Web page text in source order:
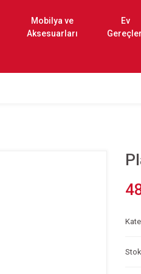
Mobilya ve
Aksesuarları
Ev